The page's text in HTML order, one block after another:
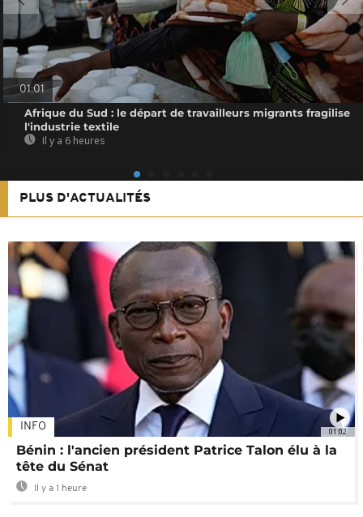
01:01
Afrique du Sud : le départ de travailleurs migrants fragilise
l'industrie textile
Il y a 6 heures
PLUS D'ACTUALITÉS
01:02
INFO
Bénin : l'ancien président Patrice Talon élu à la
tête du Sénat
Il y a 1 heure